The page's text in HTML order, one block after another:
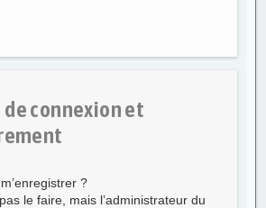
connexion et
?
le faire, mais l’administrateur du